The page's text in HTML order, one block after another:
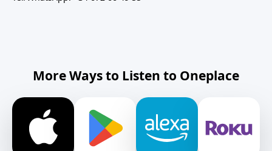
More Ways to Listen to Oneplace